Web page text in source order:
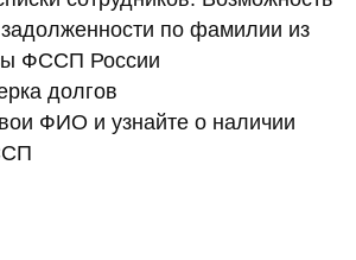
по фамилии из
ФССП России
долгов
ФИО и узнайте о наличии